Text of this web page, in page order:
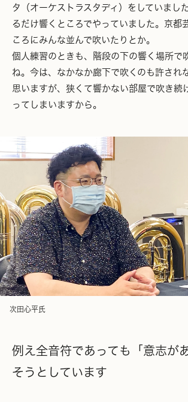
タ（オーケストラスタディ）をしていまし
るだけ響くところでやっていました。京都
ころにみんな並んで吹いたりとか。
個人練習のときも、階段の下の響く場所で
ね。今は、なかなか廊下で吹くのも許され
思いますが、狭くて響かない部屋で吹き続
ってしまいますから。
次田心平氏
例え全音符であっても「意志が
そうとしています